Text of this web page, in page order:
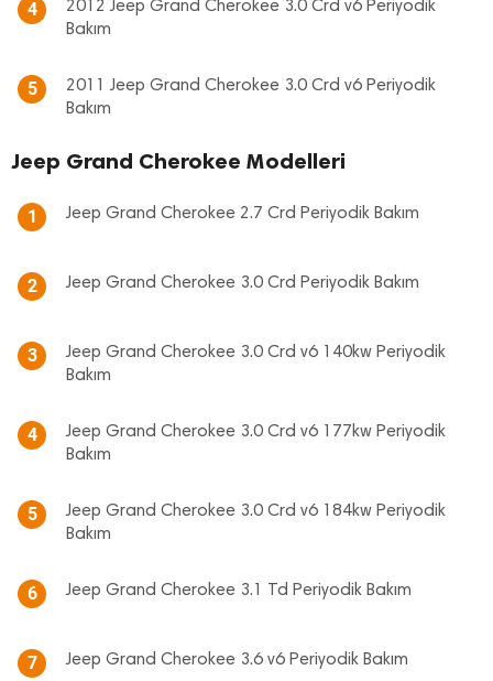
4
2012 Jeep Grand Cherokee 3.0 Crd v6 Periyodik
Bakım
5
2011 Jeep Grand Cherokee 3.0 Crd v6 Periyodik
Bakım
Jeep Grand Cherokee Modelleri
1 Jeep Grand Cherokee 2.7 Crd Periyodik Bakım
2 Jeep Grand Cherokee 3.0 Crd Periyodik Bakım
3
Jeep Grand Cherokee 3.0 Crd v6 140kw Periyodik
Bakım
4
Jeep Grand Cherokee 3.0 Crd v6 177kw Periyodik
Bakım
5
Jeep Grand Cherokee 3.0 Crd v6 184kw Periyodik
Bakım
6 Jeep Grand Cherokee 3.1 Td Periyodik Bakım
7 Jeep Grand Cherokee 3.6 v6 Periyodik Bakım